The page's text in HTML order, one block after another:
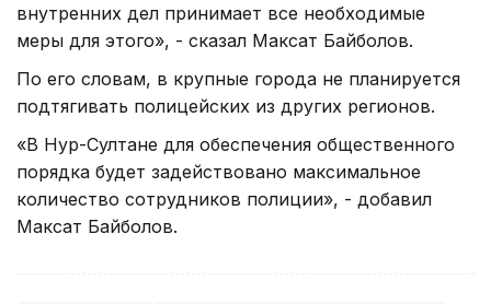
внутренних дел принимает все необходимые
меры для этого», - сказал Максат Байболов.
По его словам, в крупные города не планируется
подтягивать полицейских из других регионов.
«В Нур-Султане для обеспечения общественного
порядка будет задействовано максимальное
количество сотрудников полиции», - добавил
Максат Байболов.